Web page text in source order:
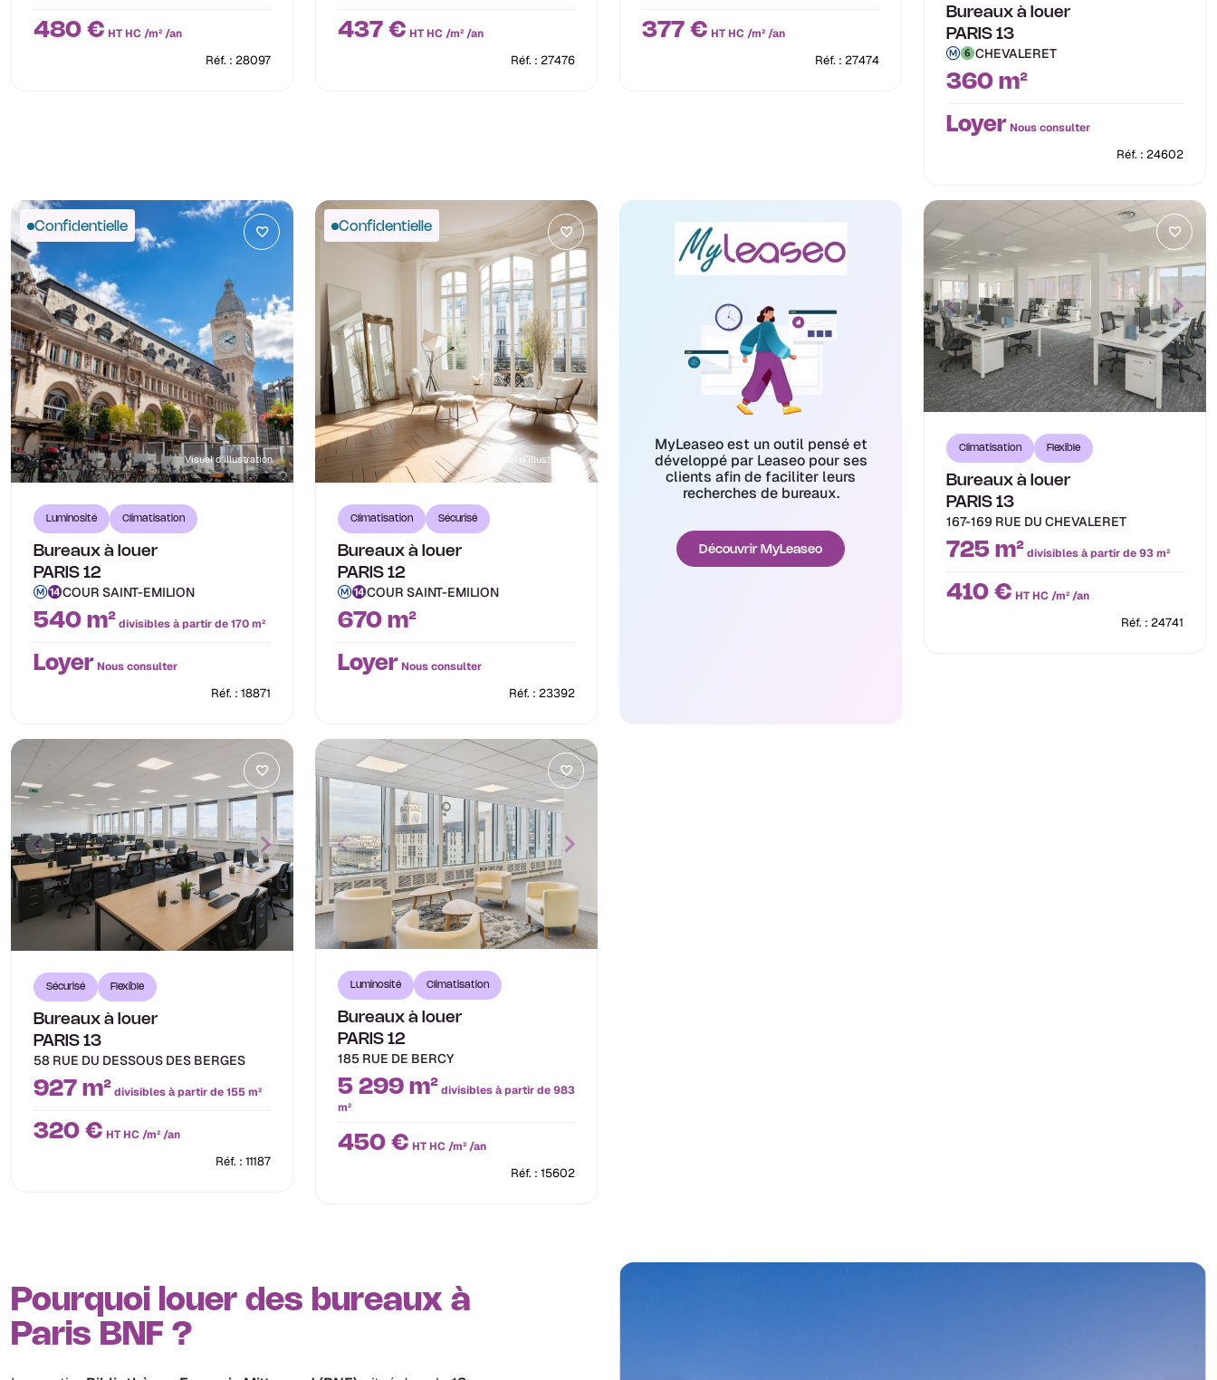
480 € HT HC /m² /an
Réf. : 28097
437 € HT HC /m² /an
Réf. : 27476
377 € HT HC /m² /an
Réf. : 27474
Bureaux à louer
PARIS 13
CHEVALERET
360 m²
Loyer Nous consulter
Réf. : 24602
Confidentielle
Visuel d'illustration
Luminosité Climatisation
Bureaux à louer
PARIS 12
COUR SAINT-EMILION
540 m²divisibles à partir de 170 m²
Loyer Nous consulter
Réf. : 18871
Confidentielle
Visuel d'illustration
Climatisation Sécurisé
Bureaux à louer
PARIS 12
COUR SAINT-EMILION
670 m²
Loyer Nous consulter
Réf. : 23392
MyLeaseo est un outil pensé et
développé par Leaseo pour ses
clients afin de faciliter leurs
recherches de bureaux.
Découvrir MyLeaseo
Climatisation Flexible
Bureaux à louer
PARIS 13
167-169 RUE DU CHEVALERET
725 m²divisibles à partir de 93 m²
410 € HT HC /m² /an
Réf. : 24741
Sécurisé Flexible
Bureaux à louer
PARIS 13
58 RUE DU DESSOUS DES BERGES
927 m²divisibles à partir de 155 m²
320 € HT HC /m² /an
Réf. : 11187
Luminosité Climatisation
Bureaux à louer
PARIS 12
185 RUE DE BERCY
5 299 m²divisibles à partir de 983
m²
450 € HT HC /m² /an
Réf. : 15602
Pourquoi louer des bureaux à
Paris BNF ?